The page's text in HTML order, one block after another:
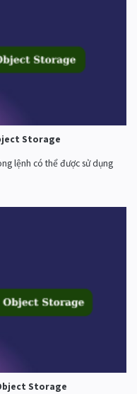
Storage
lệnh có thể được sử dụng
Storage